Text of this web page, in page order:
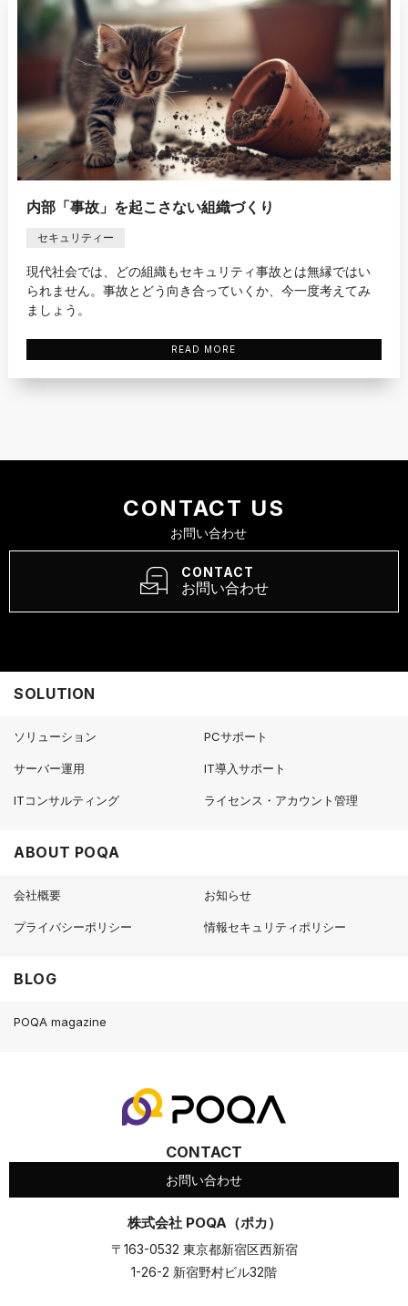
内部「事故」を起こさない組織づくり
セキュリティー
現代社会では、どの組織もセキュリティ事故とは無縁ではい
られません。事故とどう向き合っていくか、今一度考えてみ
ましょう。
CONTACT US
お問い合わせ
CONTACT
お問い合わせ
SOLUTION
ソリューション PCサポート
サーバー運用 IT導入サポート
ITコンサルティング ライセンス・アカウント管理
ABOUT POQA
会社概要 お知らせ
プライバシーポリシー 情報セキュリティポリシー
BLOG
POQA magazine
CONTACT
お問い合わせ
株式会社 POQA（ポカ）
〒163-0532 東京都新宿区西新宿
1-26-2 新宿野村ビル32階